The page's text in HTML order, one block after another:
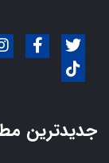
جدیدترین